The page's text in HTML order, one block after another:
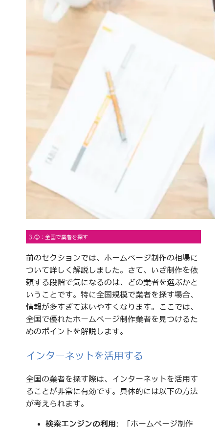
3.①：全国で業者を探す
前のセクションでは、ホームページ制作の相場に
ついて詳しく解説しました。さて、いざ制作を依
頼する段階で気になるのは、どの業者を選ぶかと
いうことです。特に全国規模で業者を探す場合、
情報が多すぎて迷いやすくなります。ここでは、
全国で優れたホームページ制作業者を見つけるた
めのポイントを解説します。
インターネットを活用する
全国の業者を探す際は、インターネットを活用す
ることが非常に有効です。具体的には以下の方法
が考えられます。
検索エンジンの利用 : 「ホームページ制作